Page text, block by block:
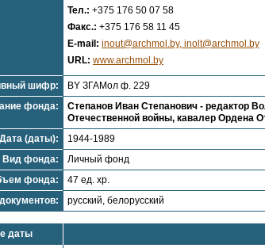
Тел.: +375 176 50 07 58
Факс.: +375 176 58 11 45
E-mail: inout@archmol.by, inolt@archmol.by
URL: www.archmol.by
шифр:
BY ЗГАМол ф. 229
фонда:
Степанов Иван Степанович - редактор
Отечественной войны, кавалер Ордена
Дата (даты):
1944-1989
Вид фонда:
Личный фонд
фонда:
47 ед. хр.
русский, белорусский
даты